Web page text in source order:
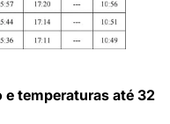
e temperaturas até 32